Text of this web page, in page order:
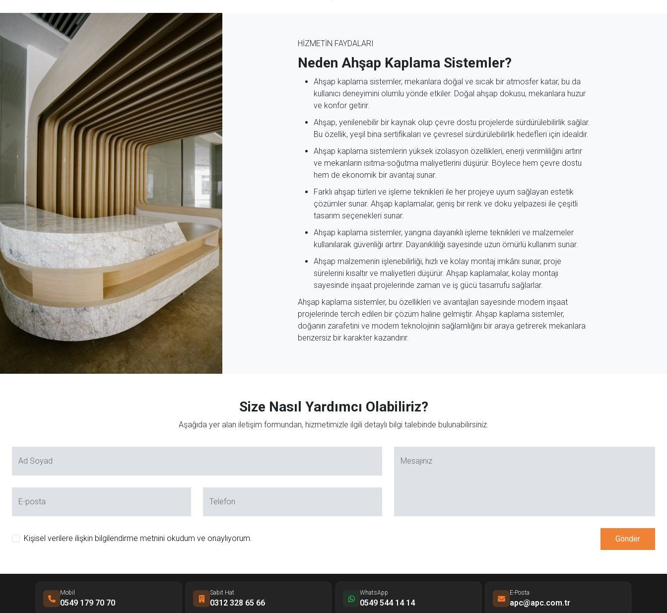
HİZMETİN FAYDALARI
Neden Ahşap Kaplama Sistemler?
Ahşap kaplama sistemler, mekanlara doğal ve sıcak bir atmosfer katar, bu da
kullanıcı deneyimini olumlu yönde etkiler. Doğal ahşap dokusu, mekanlara huzur
ve konfor getirir.
Ahşap, yenilenebilir bir kaynak olup çevre dostu projelerde sürdürülebilirlik sağlar.
Bu özellik, yeşil bina sertifikaları ve çevresel sürdürülebilirlik hedefleri için idealdir.
Ahşap kaplama sistemlerin yüksek izolasyon özellikleri, enerji verimliliğini artırır
ve mekanların ısıtma-soğutma maliyetlerini düşürür. Böylece hem çevre dostu
hem de ekonomik bir avantaj sunar.
Farklı ahşap türleri ve işleme teknikleri ile her projeye uyum sağlayan estetik
çözümler sunar. Ahşap kaplamalar, geniş bir renk ve doku yelpazesi ile çeşitli
tasarım seçenekleri sunar.
Ahşap kaplama sistemler, yangına dayanıklı işleme teknikleri ve malzemeler
kullanılarak güvenliği artırır. Dayanıklılığı sayesinde uzun ömürlü kullanım sunar.
Ahşap malzemenin işlenebilirliği, hızlı ve kolay montaj imkânı sunar, proje
sürelerini kısaltır ve maliyetleri düşürür. Ahşap kaplamalar, kolay montajı
sayesinde inşaat projelerinde zaman ve iş gücü tasarrufu sağlarlar.
Ahşap kaplama sistemler, bu özellikleri ve avantajları sayesinde modern inşaat
projelerinde tercih edilen bir çözüm haline gelmiştir. Ahşap kaplama sistemler,
doğanın zarafetini ve modern teknolojinin sağlamlığını bir araya getirerek mekanlara
benzersiz bir karakter kazandırır.
Size Nasıl Yardımcı Olabiliriz?
Aşağıda yer alan iletişim formundan, hizmetimizle ilgili detaylı bilgi talebinde bulunabilirsiniz.
Ad Soyad
E-posta Telefon
Mesajınız
Kişisel verilere ilişkin bilgilendirme metnini okudum ve onaylıyorum. Gönder
Mobil
0549 179 70 70
Sabit Hat
0312 328 65 66
WhatsApp
0549 544 14 14
E-Posta
apc@apc.com.tr